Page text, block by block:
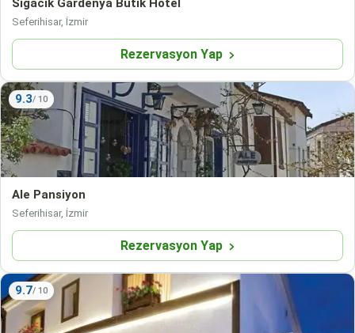
Sigacik Gardenya Butik Hotel
Seferihisar, İzmir
Rezervasyon Yap
9.3
Ale Pansiyon
Seferihisar, İzmir
Rezervasyon Yap
9.7